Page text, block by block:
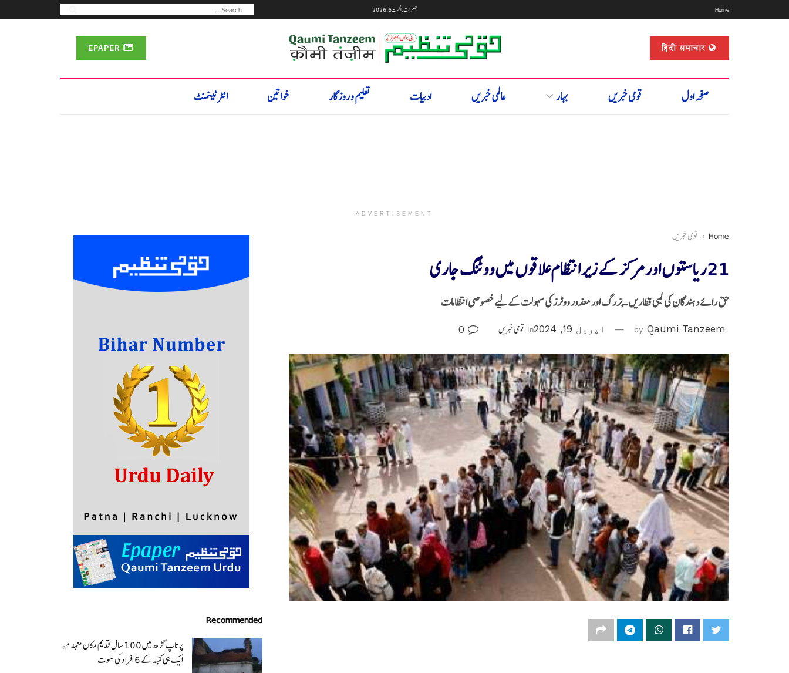
Home جمعرات, اگست 6, 2026
हिंदी समाचार
صفحہ اول قومی خبریں بہار عالمی خبریں ادبیات تعلیم و روزگار خواتین انٹرٹینمنٹ
ADVERTISEMENT
Home قومی خبریں
21ریاستوں اور مرکز کے زیر انتظام علاقوں میں ووٹنگ جاری
حق رائے دہندگان کی لمبی قطاریں ۔بزرگ اور معذور ووٹرز کی سہولت کے لیے خصوصی انتظامات
by Qaumi Tanzeem اپریل 19, 2024 in قومی خبریں
Recommended
پرتاپ گڑھ میں 100 سال قدیم مکان منہدم،
ایک ہی کنبہ کے 6 افراد کی موت